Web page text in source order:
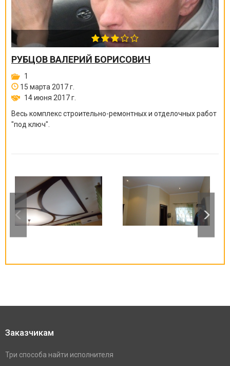
РУБЦОВ ВАЛЕРИЙ БОРИСОВИЧ
1
15 марта 2017 г.
14 июня 2017 г.
Весь комплекс строительно-ремонтных и отделочных работ
"под ключ".
Заказчикам
Три способа найти исполнителя